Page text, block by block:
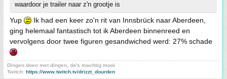
waardoor je trailer naar z'n grootje is
Yup
Ik had een keer zo'n rit van Innsbrück naar Aberdeen,
ging helemaal fantastisch tot ik Aberdeen binnenreed en
vervolgens door twee figuren gesandwiched werd: 27% schade
Dingen doen met dingen, da's machtig mooi
Twitch: https://www.twitch.tv/drizzt_dourden